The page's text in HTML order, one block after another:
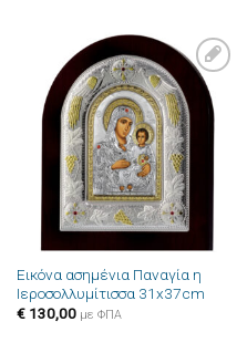
Πρόσθήκη
στην λίστα
επιθυμιών
Εικόνα ασημένια Παναγία η
Ιεροσολλυμίτισσα 31x37cm
€130,00 με ΦΠΑ